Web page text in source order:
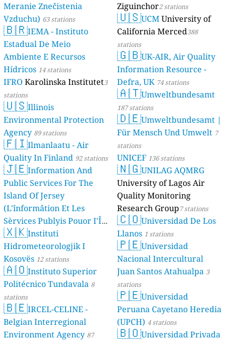
Meranie Znečistenia
Vzduchu) 63 stations
🇧🇷IEMA - Instituto
Estadual De Meio
Ambiente E Recursos
Hídricos 14 stations
IFRO Karolinska Institutet3
stations
🇺🇸Illinois
Environmental Protection
Agency 89 stations
🇫🇮Ilmanlaatu - Air
Quality In Finland 92 stations
🇯🇪Information And
Public Services For The
Island Of Jersey
(L'înformâtion Et Les
Sèrvices Publyis Pouor I'Île
Dé Jèrri) 2 stations
🇽🇰Instituti
Hidrometeorologjik I
Kosovës 12 stations
🇦🇴Instituto Superior
Politécnico Tundavala 8
stations
🇧🇪IRCEL-CELINE -
Belgian Interregional
Environment Agency 87
Ziguinchor2 stations
🇺🇸UCMUniversity of
California Merced388
stations
🇬🇧UK-AIR, Air Quality
Information Resource -
Defra, UK 74 stations
🇦🇹Umweltbundesamt
187 stations
🇩🇪Umweltbundesamt |
Für Mensch Und Umwelt 7
stations
UNICEF 136 stations
🇳🇬UNILAG AQMRG
University of Lagos Air
Quality Monitoring
Research Group7 stations
🇨🇴Universidad De Los
Llanos 1 stations
🇵🇪Universidad
Nacional Intercultural
Juan Santos Atahualpa 3
stations
🇵🇪Universidad
Peruana Cayetano Heredia
(UPCH) 4 stations
🇧🇴Universidad Privada